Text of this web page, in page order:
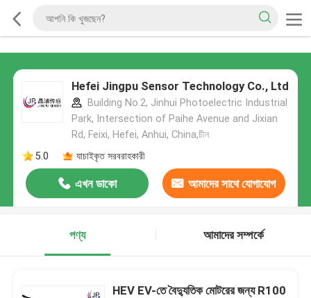
Hefei Jingpu Sensor Technology Co., Ltd
Building No.2, Jinhui Photoelectric Industrial
Park, Intersection of Paihe Avenue and Jixian
Rd, Feixi, Hefei, Anhui, China,চীন
5.0
যাচাইকৃত সরবরাহকারী
এখন ডাকো আমাদের সাথে যোগাযোগ
পণ্য
আমাদের সম্পর্কে
HEV EV-তে বৈদ্যুতিক মোটরের জন্য R100